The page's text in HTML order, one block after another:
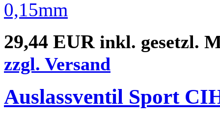
29,44 EUR inkl. gesetzl.
zzgl. Versand
Auslassventil Sport